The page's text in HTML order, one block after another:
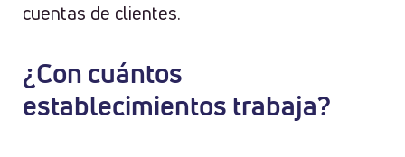
cuentas de clientes.
¿Con cuántos
establecimientos trabaja?